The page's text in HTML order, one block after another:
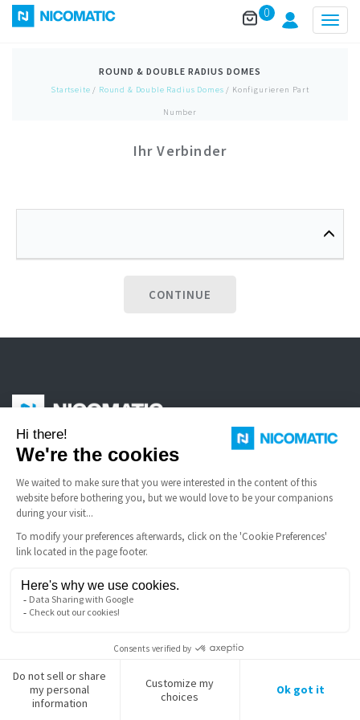
0
ROUND & DOUBLE RADIUS DOMES
Startseite / Round & Double Radius Domes / Konfigurieren Part
Number
Ihr Verbinder
CONTINUE
Nicomatic ist Hersteller von Standard- und speziellen elektrischen
Steckverbindern für raue Umgebungen, FFC-Kabel und Schnappkuppeln.
NÜTZLICHE LINKS
Allgemeine Verkaufsbedingungen
FAQ
Rechtliche Hinweise
Nicomatic Group
LinkedInFacebook
X YouTube